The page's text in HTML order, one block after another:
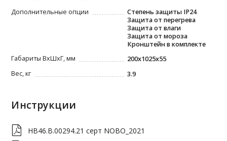
Дополнительные опции
Степень защиты IP24
Защита от перегрева
Защита от влаги
Защита от мороза
Кронштейн в комплекте
Габариты ВxШxГ, мм
200x1025x55
Вес, кг
3.9
Инструкции
НВ46.В.00294.21 серт NOBO_2021